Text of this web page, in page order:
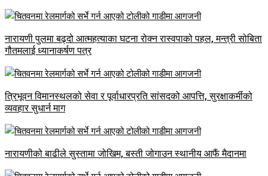
नारायणी पुलमा बढ्दो आत्महत्याका घटना रोक्न रास्वपाको पहल, मन्त्री सोबिता
गौतमलाई ध्यानाकर्षण पत्र
त्रिभूवन विमानस्थलको सेवा र पूर्वाधारप्रति सांसदको आपत्ति, सुरक्षाकर्मीको
व्यवहार सुधार्न माग
नारायणीको बाढीले सुस्तामा जोखिम, बस्ती जोगाउन स्थानीय आफैं मैदानमा